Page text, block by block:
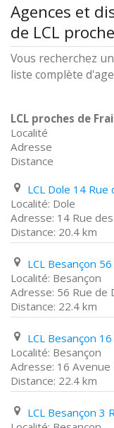
Agences et
de LCL
Vous recherchez
liste complète
LCL proches de
Localité
Adresse
Distance
LCL Dole 14 Rue
Dole
14 Rue
20.4 km
LCL Besançon
Besançon
56 Rue de
22.4 km
Besançon
16 Avenue
22.4 km